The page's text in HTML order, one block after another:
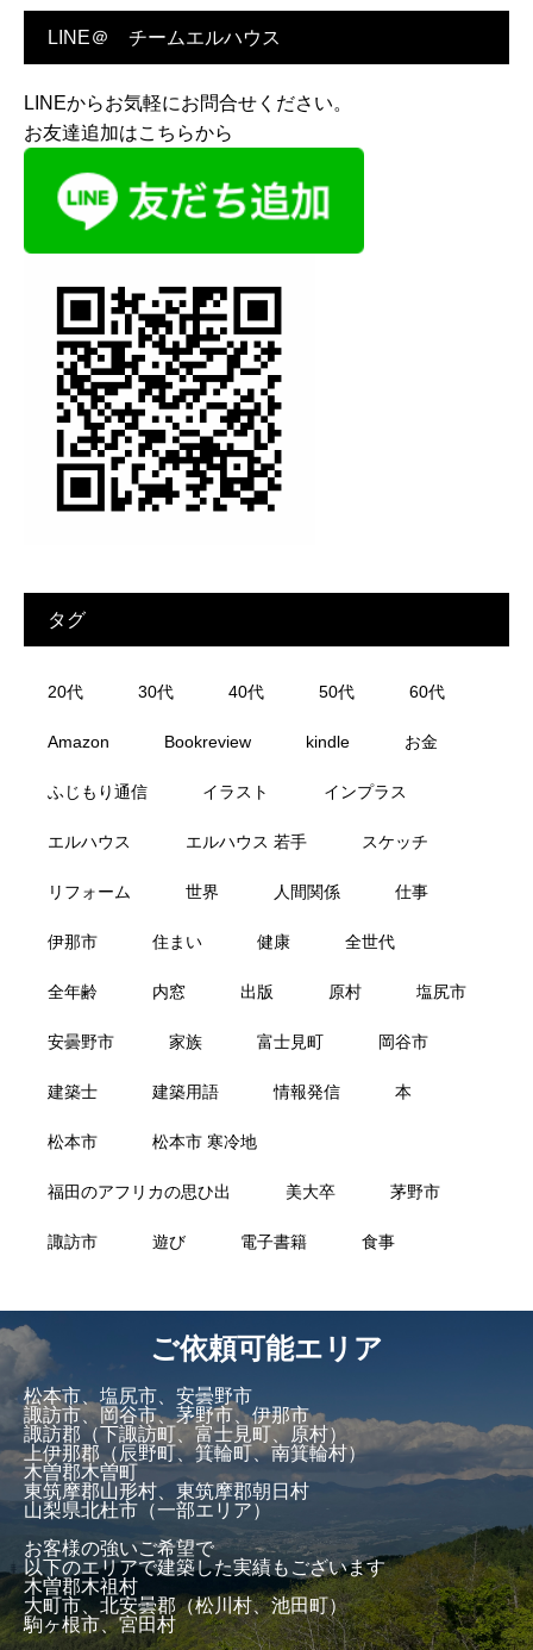
LINE＠ チームエルハウス
LINEからお気軽にお問合せください。
お友達追加はこちらから
タグ
20代 30代 40代 50代 60代
Amazon Bookreview kindle お金
ふじもり通信 イラスト インプラス
エルハウス エルハウス 若手 スケッチ
リフォーム 世界 人間関係 仕事
伊那市 住まい 健康 全世代
全年齢 内窓 出版 原村 塩尻市
安曇野市 家族 富士見町 岡谷市
建築士 建築用語 情報発信 本
松本市 松本市 寒冷地
福田のアフリカの思ひ出 美大卒 茅野市
諏訪市 遊び 電子書籍 食事
ご依頼可能エリア
松本市、塩尻市、安曇野市
諏訪市、岡谷市、茅野市、伊那市
諏訪郡（下諏訪町、富士見町、原村）
上伊那郡（辰野町、箕輪町、南箕輪村）
木曽郡木曽町
東筑摩郡山形村、東筑摩郡朝日村
山梨県北杜市（一部エリア）
お客様の強いご希望で
以下のエリアで建築した実績もございます
木曽郡木祖村
大町市、北安曇郡（松川村、池田町）
駒ヶ根市、宮田村